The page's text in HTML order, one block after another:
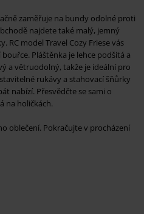
zaměřuje na bundy odolné proti
najdete také malý, jemný
RC model Travel Cozy Friese vás
Pláštěnka je lehce podšitá a
a větruodolný, takže je ideální pro
rukávy a stahovací šňůrky
nabízí. Přesvědčte se sami o
na holičkách.
oblečení. Pokračujte v procházení